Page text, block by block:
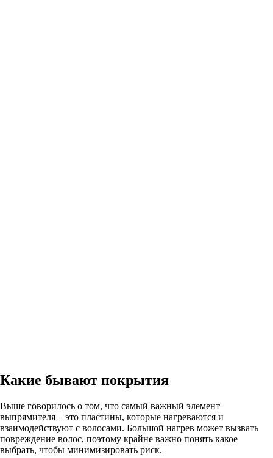
Какие бывают покрытия
Выше говорилось о том, что самый важный элемент
выпрямителя – это пластины, которые нагреваются и
взаимодействуют с волосами. Большой нагрев может вызвать
повреждение волос, поэтому крайне важно понять какое
выбрать, чтобы минимизировать риск.